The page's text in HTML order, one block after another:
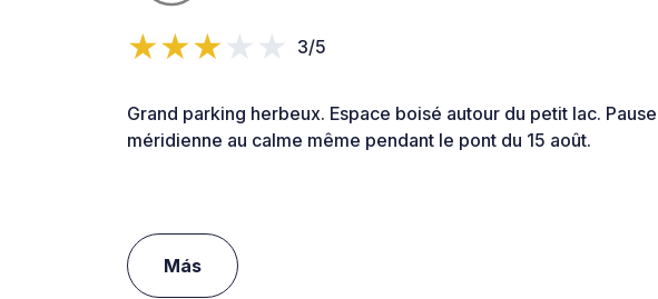
3/5
Grand parking herbeux. Espace boisé autour du petit lac. Pause
méridienne au calme même pendant le pont du 15 août.
Más